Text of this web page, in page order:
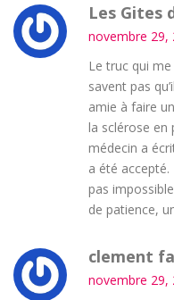
Les Gites
novembre 29,
Le truc qui
savent pas
amie à faire
la sclérose en
médecin a
a été accepté.
pas
de patience,
clement
novembre 29,